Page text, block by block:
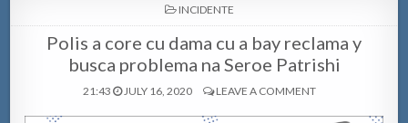
POSTED
INCIDENTE
Polis a core cu dama cu a bay reclama y
busca problema na Seroe Patrishi
21:43 JULY 16, 2020 LEAVE A COMMENT